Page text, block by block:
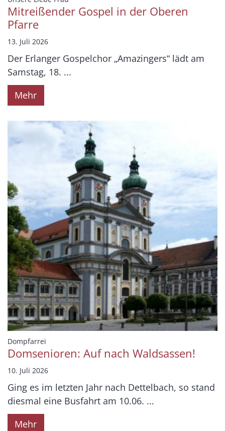
Mitreißender Gospel in der Oberen
Pfarre
13. Juli 2026
Der Erlanger Gospelchor „Amazingers“ lädt am
Samstag, 18. ...
Mehr
Dompfarrei
Domsenioren: Auf nach Waldsassen!
10. Juli 2026
Ging es im letzten Jahr nach Dettelbach, so stand
diesmal eine Busfahrt am 10.06. ...
Mehr